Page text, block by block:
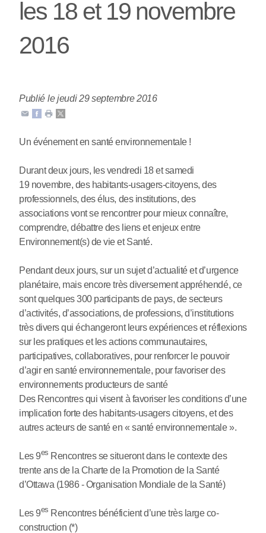
les 18 et 19 novembre
2016
Publié le jeudi 29 septembre 2016
Un événement en santé environnementale !
Durant deux jours, les vendredi 18 et samedi
19 novembre, des habitants-usagers-citoyens, des
professionnels, des élus, des institutions, des
associations vont se rencontrer pour mieux connaître,
comprendre, débattre des liens et enjeux entre
Environnement(s) de vie et Santé.
Pendant deux jours, sur un sujet d’actualité et d’urgence
planétaire, mais encore très diversement appréhendé, ce
sont quelques 300 participants de pays, de secteurs
d’activités, d’associations, de professions, d’institutions
très divers qui échangeront leurs expériences et réflexions
sur les pratiques et les actions communautaires,
participatives, collaboratives, pour renforcer le pouvoir
d’agir en santé environnementale, pour favoriser des
environnements producteurs de santé
Des Rencontres qui visent à favoriser les conditions d’une
implication forte des habitants-usagers citoyens, et des
autres acteurs de santé en « santé environnementale ».
Les 9es Rencontres se situeront dans le contexte des
trente ans de la Charte de la Promotion de la Santé
d’Ottawa (1986 - Organisation Mondiale de la Santé)
Les 9es Rencontres bénéficient d’une très large co-
construction (*)